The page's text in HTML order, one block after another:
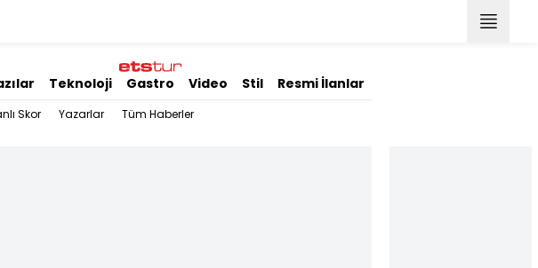
Teknoloji Gastro Video Stil Resmi İlanlar
Skor Yazarlar Tüm Haberler